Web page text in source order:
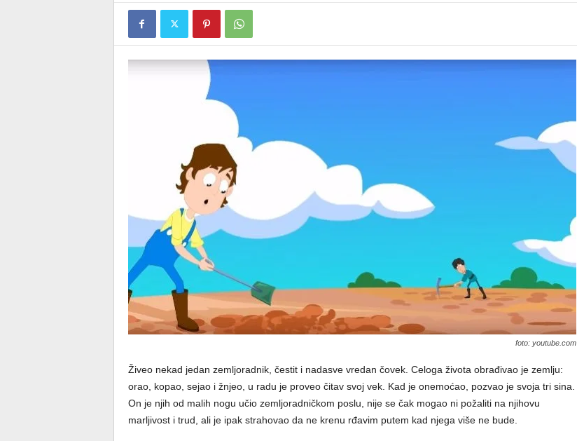
foto: youtube.com
Živeo nekad jedan zemljoradnik, čestit i nadasve vredan čovek. Celoga života obrađivao je zemlju:
orao, kopao, sejao i žnjeo, u radu je proveo čitav svoj vek. Kad je onemoćao, pozvao je svoja tri sina.
On je njih od malih nogu učio zemljoradničkom poslu, nije se čak mogao ni požaliti na njihovu
marljivost i trud, ali je ipak strahovao da ne krenu rđavim putem kad njega više ne bude.